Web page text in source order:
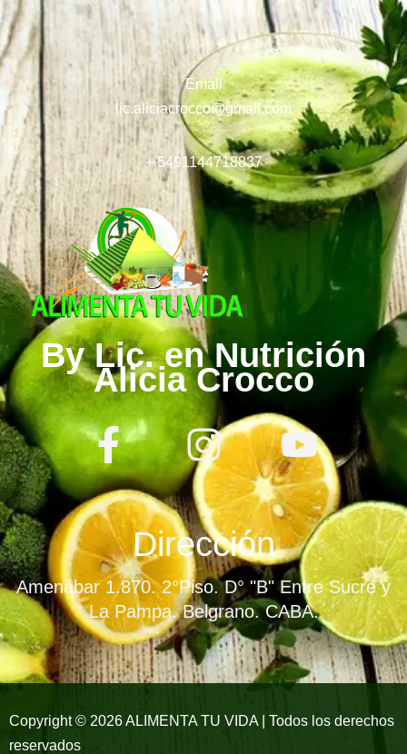
Email
lic.aliciacrocco@gmail.com
+ 5491144718837
By Lic. en Nutrición
Alicia Crocco
F
a
c
e
b
o
o
k
-
I
n
s
t
a
g
r
a
m
Y
o
u
t
u
b
e
Dirección
Amenábar 1.870. 2°Piso. D° "B" Entre Sucre y
La Pampa. Belgrano. CABA.
Copyright © 2026 ALIMENTA TU VIDA | Todos los derechos
reservados